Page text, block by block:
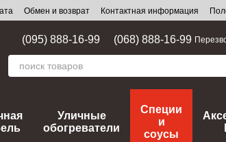
Обмен и возврат Контактная информация
(095) 888-16-99 (068) 888-16-99
Уличные
обогреватели
Специи
и
соусы